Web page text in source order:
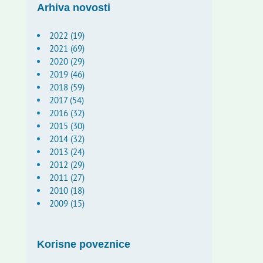
Arhiva novosti
2022 (19)
2021 (69)
2020 (29)
2019 (46)
2018 (59)
2017 (54)
2016 (32)
2015 (30)
2014 (32)
2013 (24)
2012 (29)
2011 (27)
2010 (18)
2009 (15)
Korisne poveznice